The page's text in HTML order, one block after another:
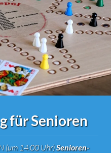
für Senioren
(um 14:00 Uhr)Senioren-